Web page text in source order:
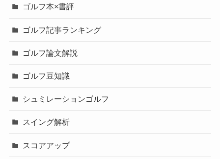
ゴルフ本×書評
ゴルフ記事ランキング
ゴルフ論文解説
ゴルフ豆知識
シュミレーションゴルフ
スイング解析
スコアアップ